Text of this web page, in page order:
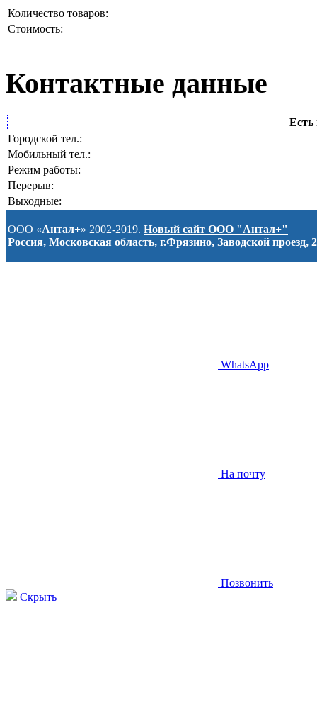
Количество товаров:
Стоимость:
Контактные данные
Есть
Городской тел.:
Мобильный тел.:
Режим работы:
Перерыв:
Выходные:
ООО «Антал+» 2002-2019. Новый сайт ООО "Антал+"
Россия, Московская область, г.Фрязино, Заводской проезд, 2
WhatsApp
На почту
Позвонить
Скрыть